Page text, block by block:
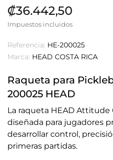
₡36.442,50
Impuestos incluidos
Referencia: HE-200025
Marca: HEAD COSTA RICA
Raqueta para
200025 HEAD
La raqueta HEAD Attitude
diseñada para jugadores
desarrollar control,
primeras partidas.